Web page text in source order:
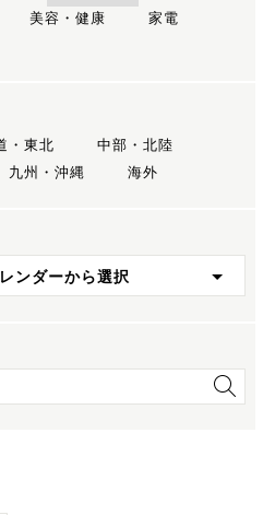
美容・健康
家電
・東北
中部・北陸
九州・沖縄 海外
ンダーから選択